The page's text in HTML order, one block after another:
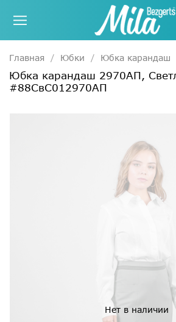
Главная Юбки Юбка карандаш
Юбка карандаш 2970АП,
#88СвС012970АП
Нет в наличии